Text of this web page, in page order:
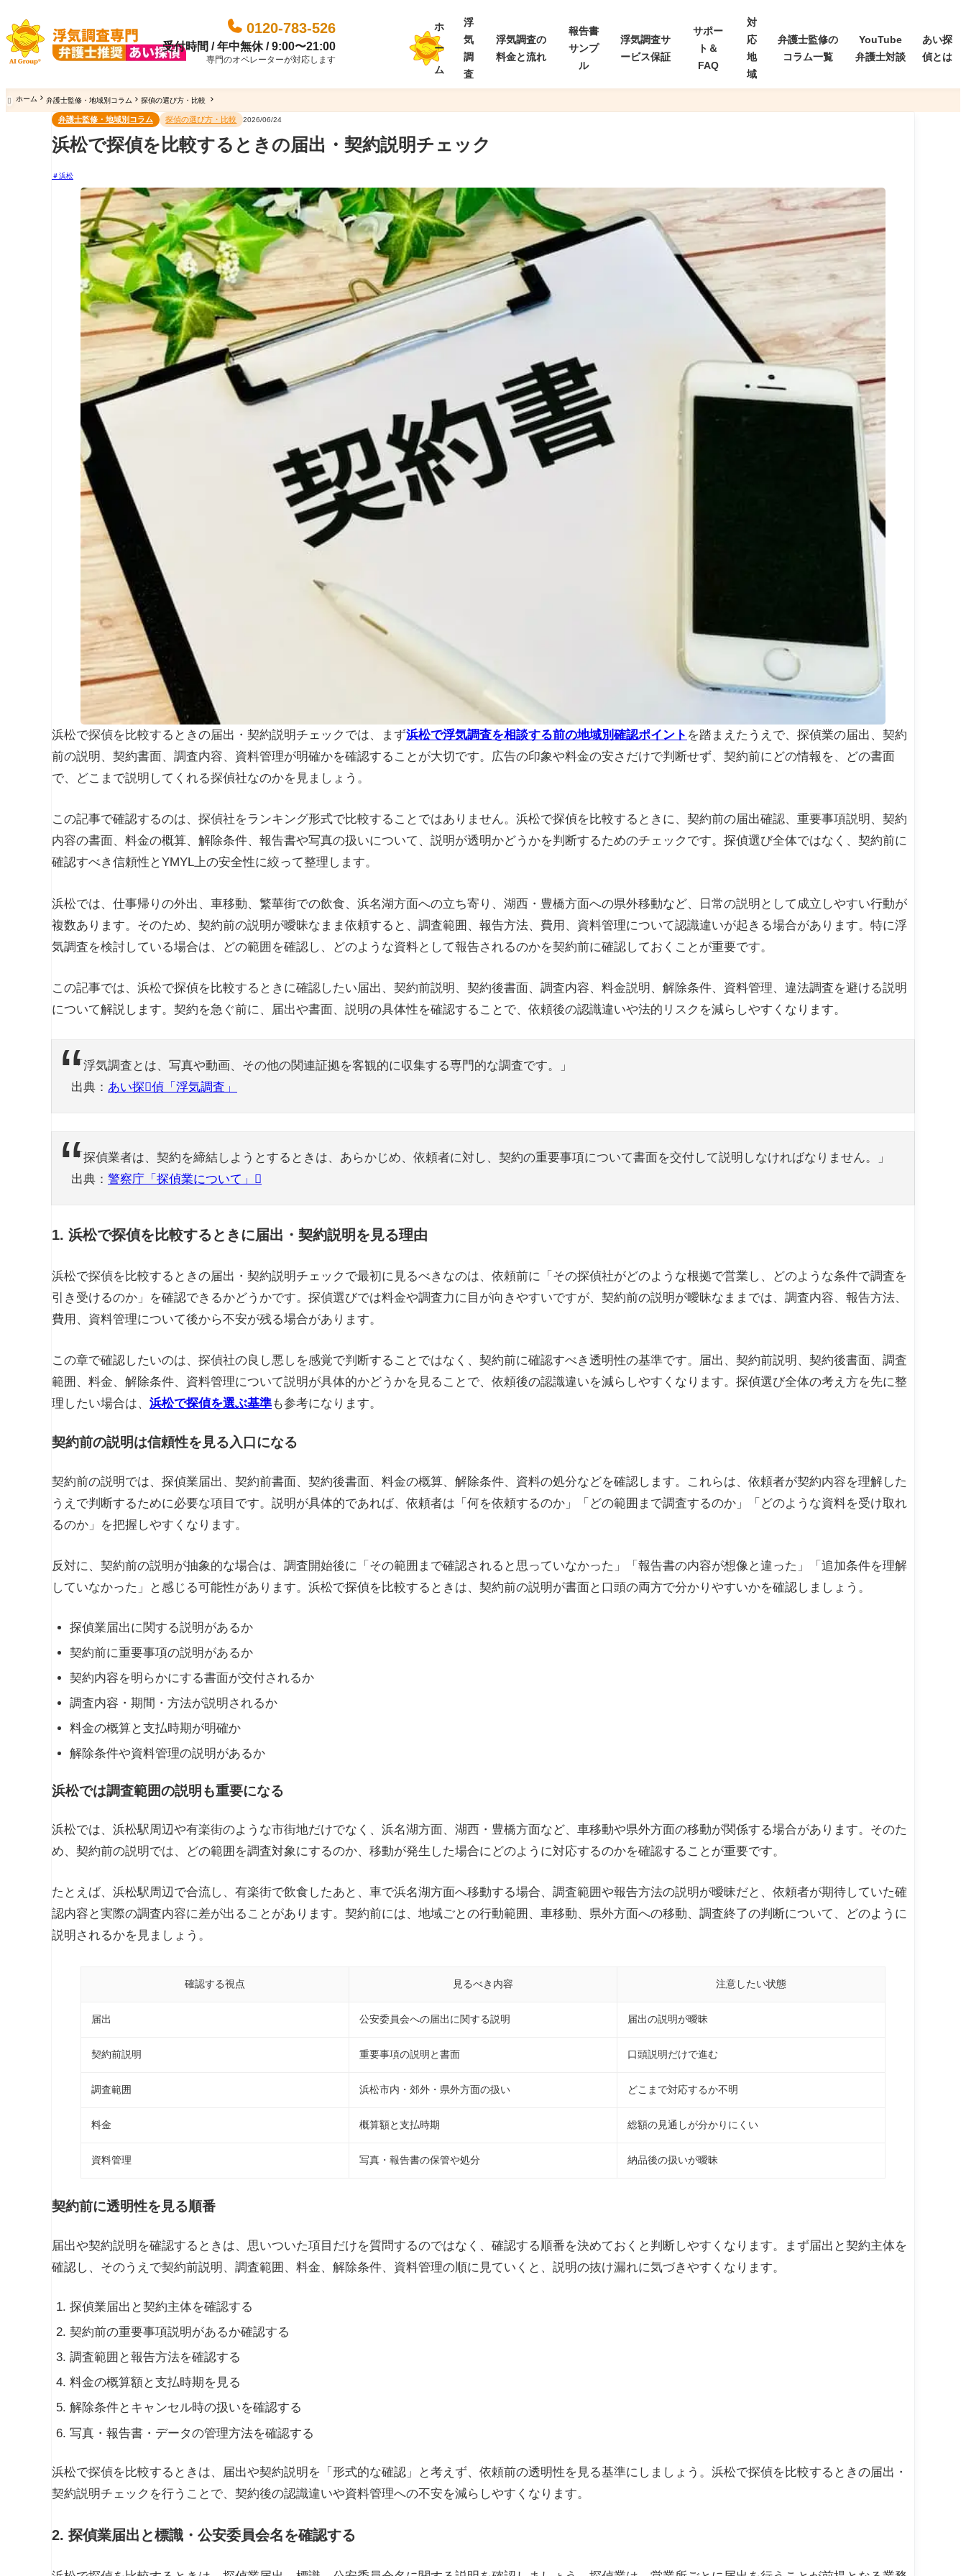
0120-783-526
受付時間 / 年中無休 / 9:00〜21:00
専門のオペレーターが対応します
ホ
ー
ム
浮
気
調
査
浮気調査の
料金と流れ
報告書
サンプ
ル
浮気調査サ
ービス保証
サポー
ト＆
FAQ
対
応
地
域
弁護士監修の
コラム一覧
YouTube
弁護士対談
あい探
偵とは
 ホーム 弁護士監修・地域別コラム 探偵の選び方・比較
弁護士監修・地域別コラム 探偵の選び方・比較 2026/06/24
浜松で探偵を比較するときの届出・契約説明チェック
浜松
浜松で探偵を比較するときの届出・契約説明チェックでは、まず浜松で浮気調査を相談する前の地域別確認ポイント を踏まえたうえで、探偵業の届出、契約
前の説明、契約書面、調査内容、資料管理が明確かを確認することが大切です。広告の印象や料金の安さだけで判断せず、契約前にどの情報を、どの書面
で、どこまで説明してくれる探偵社なのかを見ましょう。
この記事で確認するのは、探偵社をランキング形式で比較することではありません。浜松で探偵を比較するときに、契約前の届出確認、重要事項説明、契約
内容の書面、料金の概算、解除条件、報告書や写真の扱いについて、説明が透明かどうかを判断するためのチェックです。探偵選び全体ではなく、契約前に
確認すべき信頼性とYMYL上の安全性に絞って整理します。
浜松では、仕事帰りの外出、車移動、繁華街での飲食、浜名湖方面への立ち寄り、湖西・豊橋方面への県外移動など、日常の説明として成立しやすい行動が
複数あります。そのため、契約前の説明が曖昧なまま依頼すると、調査範囲、報告方法、費用、資料管理について認識違いが起きる場合があります。特に浮
気調査を検討している場合は、どの範囲を確認し、どのような資料として報告されるのかを契約前に確認しておくことが重要です。
この記事では、浜松で探偵を比較するときに確認したい届出、契約前説明、契約後書面、調査内容、料金説明、解除条件、資料管理、違法調査を避ける説明
について解説します。契約を急ぐ前に、届出や書面、説明の具体性を確認することで、依頼後の認識違いや法的リスクを減らしやすくなります。
「浮気調査とは、写真や動画、その他の関連証拠を客観的に収集する専門的な調査です。」
出典： あい探 偵「浮気調査」
「探偵業者は、契約を締結しようとするときは、あらかじめ、依頼者に対し、契約の重要事項について書面を交付して説明しなければなりません。」
出典： 警察庁「探偵業について」
1. 浜松で探偵を比較するときに届出・契約説明を見る理由
浜松で探偵を比較するときの届出・契約説明チェックで最初に見るべきなのは、依頼前に「その探偵社がどのような根拠で営業し、どのような条件で調査を
引き受けるのか」を確認できるかどうかです。探偵選びでは料金や調査力に目が向きやすいですが、契約前の説明が曖昧なままでは、調査内容、報告方法、
費用、資料管理について後から不安が残る場合があります。
この章で確認したいのは、探偵社の良し悪しを感覚で判断することではなく、契約前に確認すべき透明性の基準です。届出、契約前説明、契約後書面、調査
範囲、料金、解除条件、資料管理について説明が具体的かどうかを見ることで、依頼後の認識違いを減らしやすくなります。探偵選び全体の考え方を先に整
理したい場合は、 浜松で探偵を選ぶ基準も参考になります。
契約前の説明は信頼性を見る入口になる
契約前の説明では、探偵業届出、契約前書面、契約後書面、料金の概算、解除条件、資料の処分などを確認します。これらは、依頼者が契約内容を理解した
うえで判断するために必要な項目です。説明が具体的であれば、依頼者は「何を依頼するのか」「どの範囲まで調査するのか」「どのような資料を受け取れ
るのか」を把握しやすくなります。
反対に、契約前の説明が抽象的な場合は、調査開始後に「その範囲まで確認されると思っていなかった」「報告書の内容が想像と違った」「追加条件を理解
していなかった」と感じる可能性があります。浜松で探偵を比較するときは、契約前の説明が書面と口頭の両方で分かりやすいかを確認しましょう。
探偵業届出に関する説明があるか
契約前に重要事項の説明があるか
契約内容を明らかにする書面が交付されるか
調査内容・期間・方法が説明されるか
料金の概算と支払時期が明確か
解除条件や資料管理の説明があるか
浜松では調査範囲の説明も重要になる
浜松では、浜松駅周辺や有楽街のような市街地だけでなく、浜名湖方面、湖西・豊橋方面など、車移動や県外方面の移動が関係する場合があります。そのた
め、契約前の説明では、どの範囲を調査対象にするのか、移動が発生した場合にどのように対応するのかを確認することが重要です。
たとえば、浜松駅周辺で合流し、有楽街で飲食したあと、車で浜名湖方面へ移動する場合、調査範囲や報告方法の説明が曖昧だと、依頼者が期待していた確
認内容と実際の調査内容に差が出ることがあります。契約前には、地域ごとの行動範囲、車移動、県外方面への移動、調査終了の判断について、どのように
説明されるかを見ましょう。
確認する視点 見るべき内容 注意したい状態
届出 公安委員会への届出に関する説明 届出の説明が曖昧
契約前説明 重要事項の説明と書面 口頭説明だけで進む
調査範囲 浜松市内・郊外・県外方面の扱い どこまで対応するか不明
料金 概算額と支払時期 総額の見通しが分かりにくい
資料管理 写真・報告書の保管や処分 納品後の扱いが曖昧
契約前に透明性を見る順番
届出や契約説明を確認するときは、思いついた項目だけを質問するのではなく、確認する順番を決めておくと判断しやすくなります。まず届出と契約主体を
確認し、そのうえで契約前説明、調査範囲、料金、解除条件、資料管理の順に見ていくと、説明の抜け漏れに気づきやすくなります。
探偵業届出と契約主体を確認する
契約前の重要事項説明があるか確認する
調査範囲と報告方法を確認する
料金の概算額と支払時期を見る
解除条件とキャンセル時の扱いを確認する
写真・報告書・データの管理方法を確認する
浜松で探偵を比較するときは、届出や契約説明を「形式的な確認」と考えず、依頼前の透明性を見る基準にしましょう。浜松で探偵を比較するときの届出・
契約説明チェックを行うことで、契約後の認識違いや資料管理への不安を減らしやすくなります。
2. 探偵業届出と標識・公安委員会名を確認する